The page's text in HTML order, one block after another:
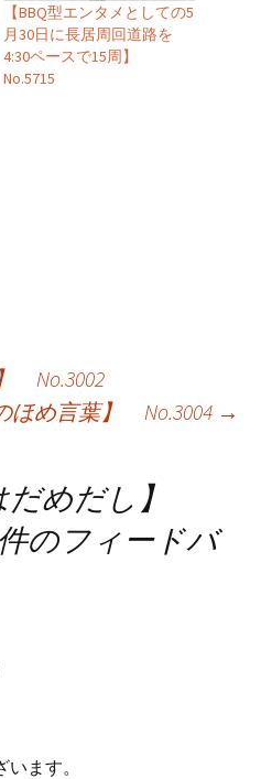
【BBQ型エンタメとしての5
月30日に長居周回道路を
4:30ペースで15周】
No.5715
No.3002
ほめ言葉】 No.3004 →
だめだし】
のフィードバ
ます。